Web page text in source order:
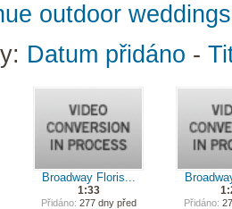
outdoor weddings
Datum přidáno -
Broadway Floris...
1:33
Přidáno: 277 dny před
Přidáno: